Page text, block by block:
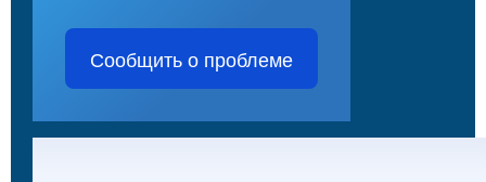
Сообщить о проблеме